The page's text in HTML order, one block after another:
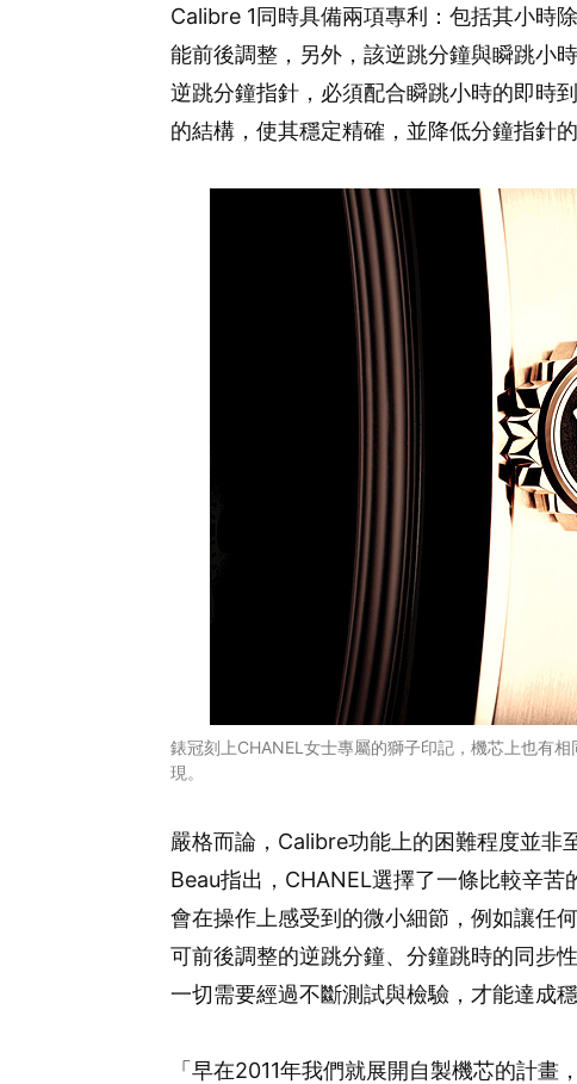
Calibre 1同時具備兩項專利：包括其小時
能前後調整，另外，該逆跳分鐘與瞬跳小
逆跳分鐘指針，必須配合瞬跳小時的即時
的結構，使其穩定精確，並降低分鐘指針
錶冠刻上CHANEL女士專屬的獅子印記，機芯上也有
現。
嚴格而論，Calibre功能上的困難程度並非
Beau指出，CHANEL選擇了一條比較辛
會在操作上感受到的微小細節，例如讓任
可前後調整的逆跳分鐘、分鐘跳時的同步
一切需要經過不斷測試與檢驗，才能達成穩
「早在2011年我們就展開自製機芯的計畫